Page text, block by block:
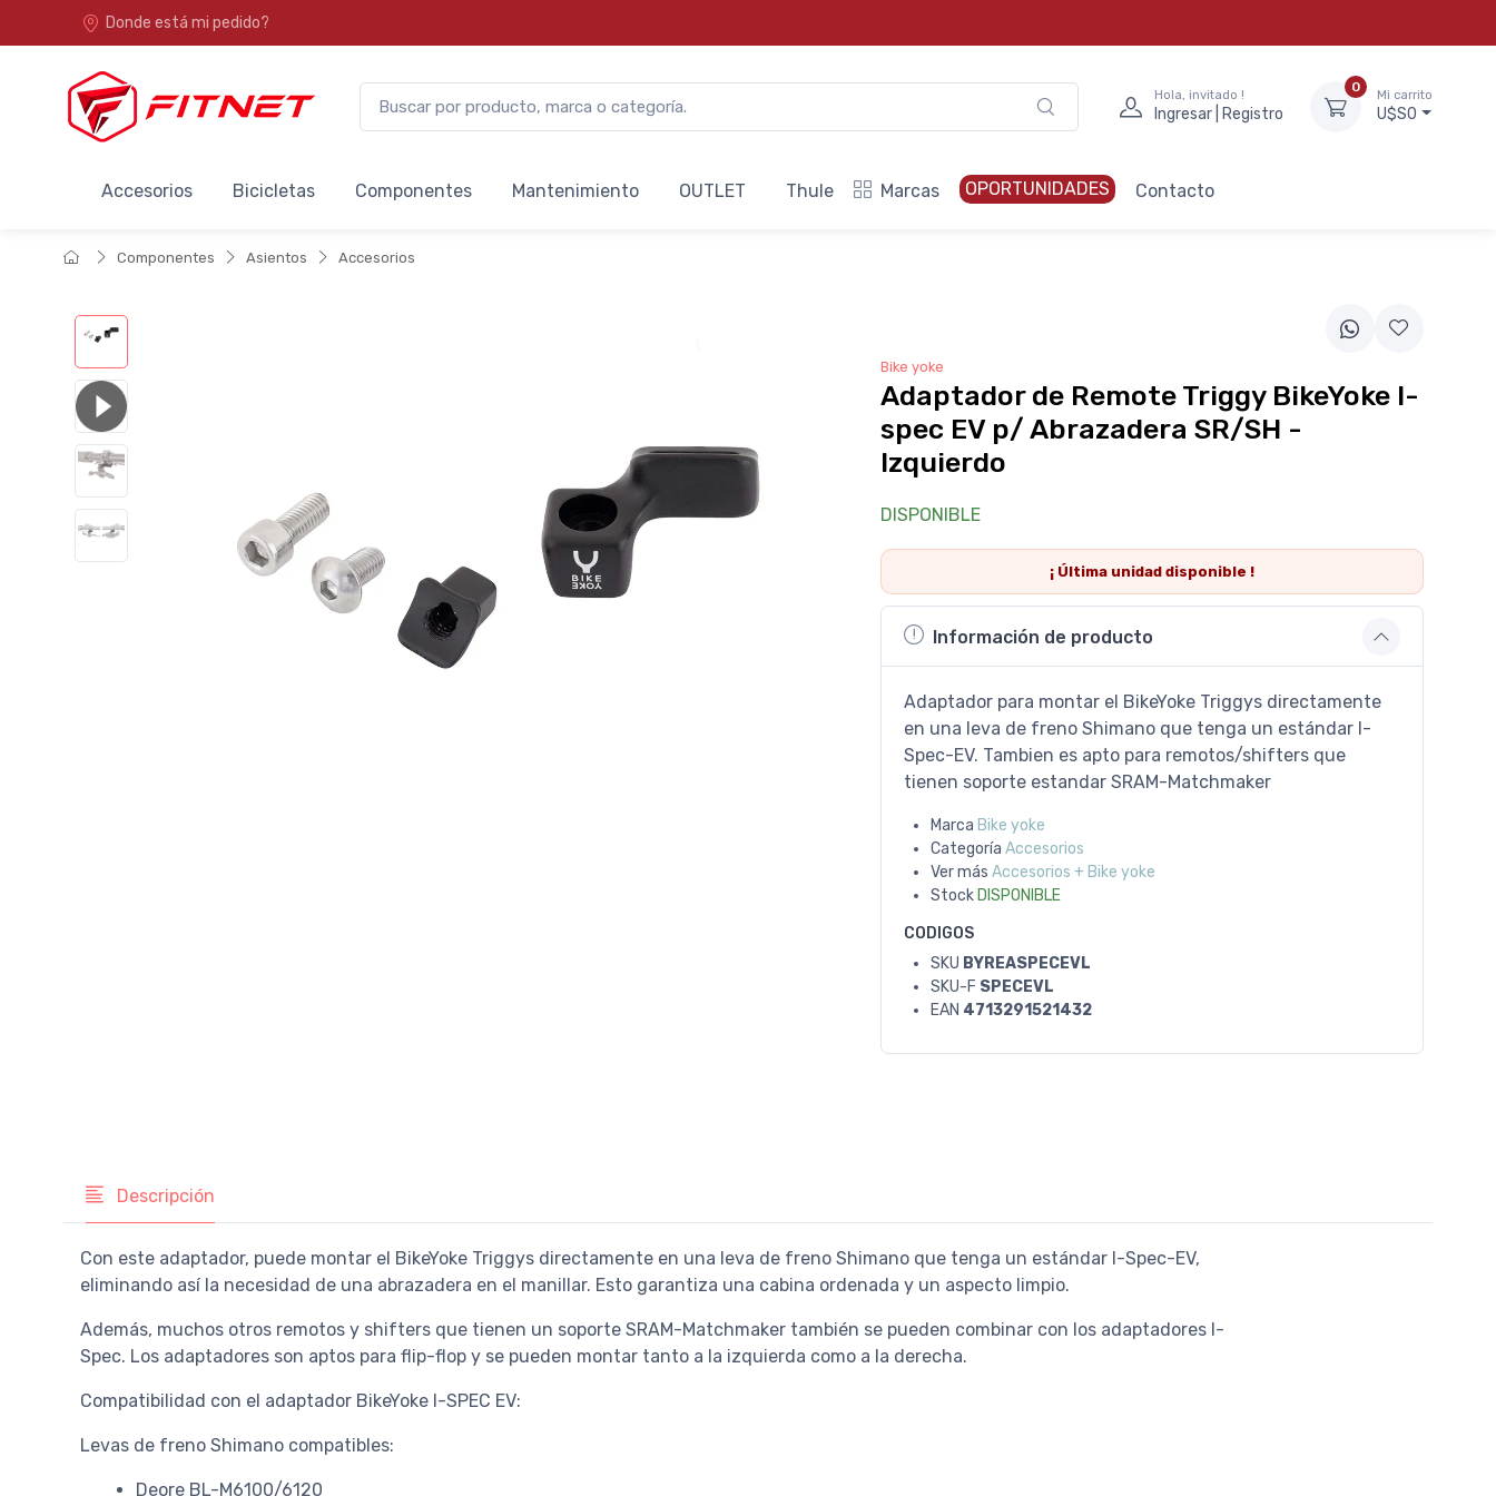
Donde está mi pedido?
Hola, invitado !
Ingresar | Registro
0
Mi carrito
U$S0
Accesorios Bicicletas Componentes Mantenimiento OUTLET Thule Marcas OPORTUNIDADES Contacto
Componentes Asientos Accesorios
Bike yoke
Adaptador de Remote Triggy BikeYoke I-
spec EV p/ Abrazadera SR/SH -
Izquierdo
DISPONIBLE
¡ Última unidaddisponible !
Información de producto
Adaptador para montar el BikeYoke Triggys directamente
en una leva de freno Shimano que tenga un estándar I-
Spec-EV. Tambien es apto para remotos/shifters que
tienen soporte estandar SRAM-Matchmaker
Marca Bike yoke
Categoría Accesorios
Ver más Accesorios + Bike yoke
Stock DISPONIBLE
CODIGOS
SKU BYREASPECEVL
SKU-F SPECEVL
EAN 4713291521432
Descripción
Con este adaptador, puede montar el BikeYoke Triggys directamente en una leva de freno Shimano que tenga un estándar I-Spec-EV,
eliminando así la necesidad de una abrazadera en el manillar. Esto garantiza una cabina ordenada y un aspecto limpio.
Además, muchos otros remotos y shifters que tienen un soporte SRAM-Matchmaker también se pueden combinar con los adaptadores I-
Spec. Los adaptadores son aptos para flip-flop y se pueden montar tanto a la izquierda como a la derecha.
Compatibilidad con el adaptador BikeYoke I-SPEC EV:
Levas de freno Shimano compatibles:
Deore BL-M6100/6120